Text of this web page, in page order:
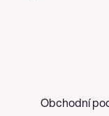
Obchodní